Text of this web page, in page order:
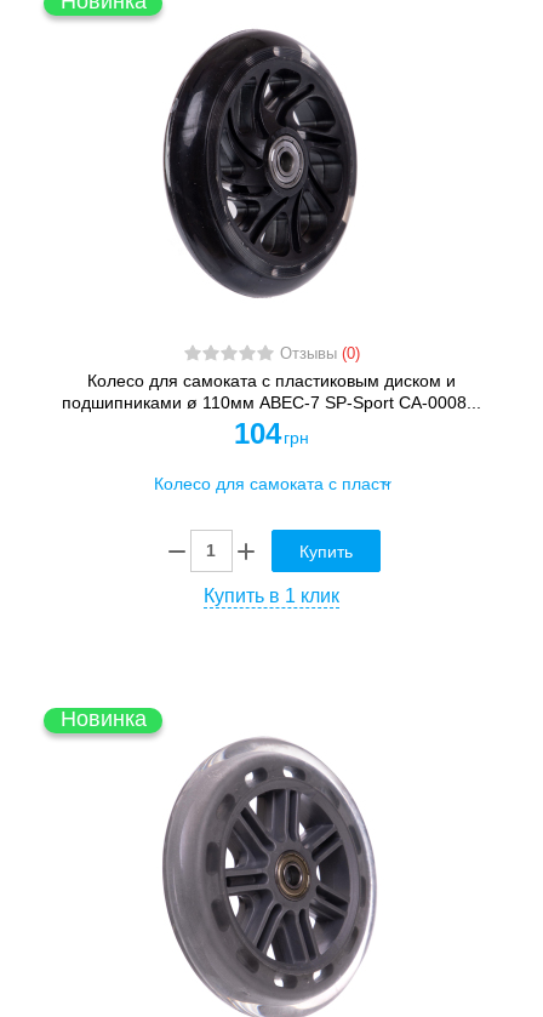
Отзывы (0)
Колесо для самоката с пластиковым диском и
подшипниками ø 110мм ABEC-7 SP-Sport CA-0008...
104 грн
Купить
Купить в 1 клик
Новинка